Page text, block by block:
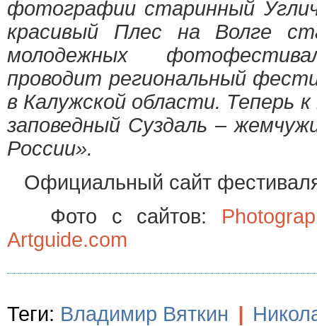
фотографии старинный
красивый Плес на Волге
молодежных
проводит региональный
в Калужской области. Теперь
заповедный Суздаль –
России».
Официальный сайт
Фото с сайтов:
Artguide.com
Теги: Владимир Вяткин |